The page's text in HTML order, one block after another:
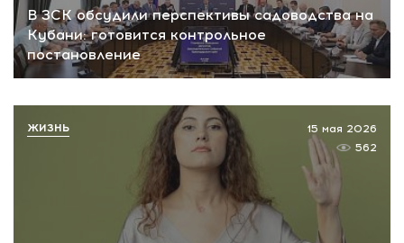
В ЗСК обсудили перспективы садоводства на
Кубани: готовится контрольное
постановление
15 мая 2026
562
ЖИЗНЬ